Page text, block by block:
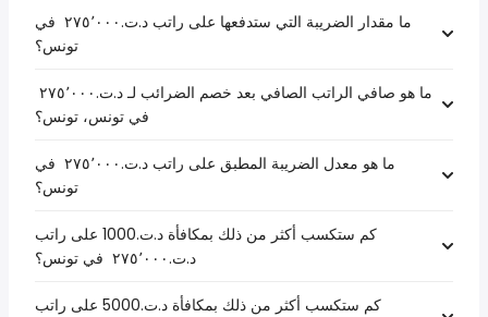
ما مقدار الضريبة التي ستدفعها على راتب د.ت.‏٢٧٥٬٠٠٠ ‏ في
تونس؟
في تونس، تونس؟
ما هو معدل الضريبة المطبق على راتب د.ت.‏٢٧٥٬٠٠٠ ‏ في
تونس؟
كم ستكسب أكثر من ذلك بمكافأة د.ت.1000 على راتب
د.ت.‏٢٧٥٬٠٠٠ ‏ في تونس؟
كم ستكسب أكثر من ذلك بمكافأة د.ت.5000 على راتب